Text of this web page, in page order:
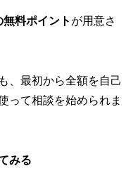
料ポイント が用意さ
、最初から全額を自己
って相談を始められま
みる